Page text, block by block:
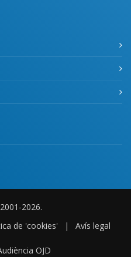
2026.
de 'cookies' | Avís legal
OJD